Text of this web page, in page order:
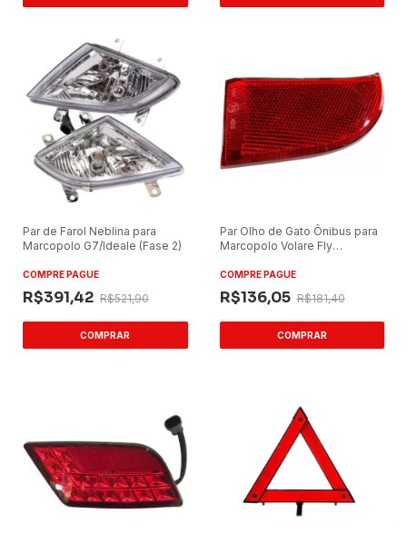
Par de Farol Neblina para
Marcopolo G7/Ideale (Fase 2)
COMPRE PAGUE
R$391,42 R$521,90
Par Olho de Gato Ônibus para
Marcopolo Volare Fly
COMPRE PAGUE
R$136,05 R$181,40